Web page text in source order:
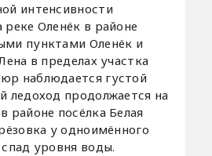
интенсивности
реке Оленёк в районе
пунктами Оленёк и
в пределах участка
наблюдается густой
ледоход продолжается на
районе посёлка Белая
у одноимённого
уровня воды.